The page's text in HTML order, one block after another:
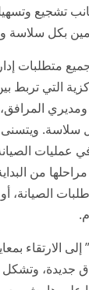
تشجيع
بكل سلاسة
متطلبات
التي تربط
ومديري
سلاسة. ويتسنى
عمليات
من البداية
الصيانة،
الارتقاء
جديدة،